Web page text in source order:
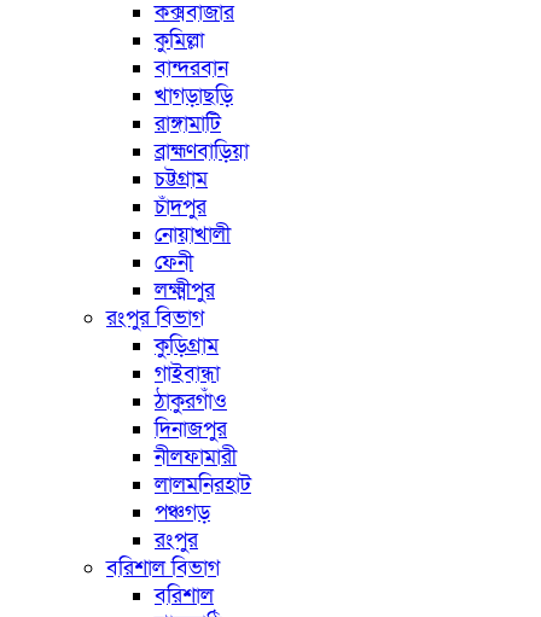
কক্সবাজার
কুমিল্লা
বান্দরবান
খাগড়াছড়ি
রাঙ্গামাটি
ব্রাহ্মণবাড়িয়া
চট্টগ্রাম
চাঁদপুর
নোয়াখালী
ফেনী
লক্ষ্মীপুর
রংপুর বিভাগ
কুড়িগ্রাম
গাইবান্ধা
ঠাকুরগাঁও
দিনাজপুর
নীলফামারী
লালমনিরহাট
পঞ্চগড়
রংপুর
বরিশাল বিভাগ
বরিশাল